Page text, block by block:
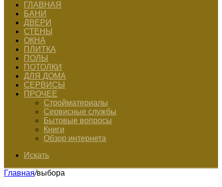
ГЛАВНАЯ
БАНИ
ДВЕРИ
СТЕНЫ
ОКНА
ПЛИТКА
ПОЛЫ
ПОТОЛКИ
ДЛЯ ДОМА
СЕРВИСЫ
ПРОЧЕЕ
Стройматериалы
Сервисные службы
Бытовые вопросы
Книги
Обзор интернета
Искать
Главная/выбора